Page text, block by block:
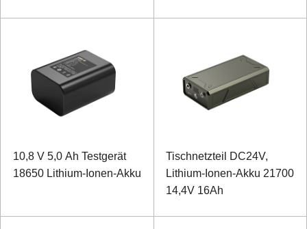
10,8 V 5,0 Ah Testgerät
18650 Lithium-Ionen-Akku
Tischnetzteil DC24V,
Lithium-Ionen-Akku 21700
14,4V 16Ah